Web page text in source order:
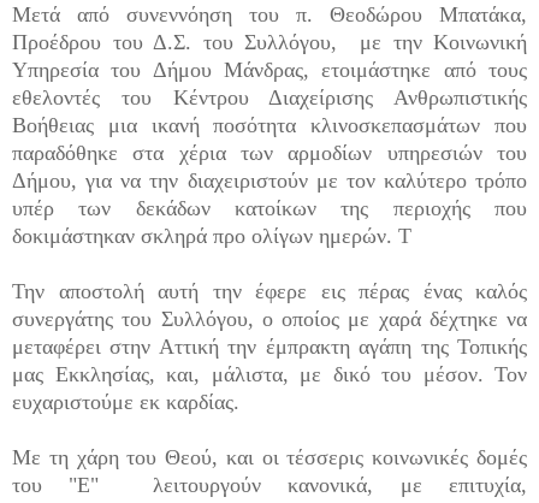
Μετά από συνεννόηση του π. Θεοδώρου Μπατάκα,
Προέδρου του Δ.Σ. του Συλλόγου, με την Κοινωνική
Υπηρεσία του Δήμου Μάνδρας, ετοιμάστηκε από τους
εθελοντές του Κέντρου Διαχείρισης Ανθρωπιστικής
Βοήθειας μια ικανή ποσότητα κλινοσκεπασμάτων που
παραδόθηκε στα χέρια των αρμοδίων υπηρεσιών του
Δήμου, για να την διαχειριστούν με τον καλύτερο τρόπο
υπέρ των δεκάδων κατοίκων της περιοχής που
δοκιμάστηκαν σκληρά προ ολίγων ημερών. Τ
Την αποστολή αυτή την έφερε εις πέρας ένας καλός
συνεργάτης του Συλλόγου, ο οποίος με χαρά δέχτηκε να
μεταφέρει στην Αττική την έμπρακτη αγάπη της Τοπικής
μας Εκκλησίας, και, μάλιστα, με δικό του μέσον. Τον
ευχαριστούμε εκ καρδίας.
Με τη χάρη του Θεού, και οι τέσσερις κοινωνικές δομές
του "Ε" λειτουργούν κανονικά, με επιτυχία,